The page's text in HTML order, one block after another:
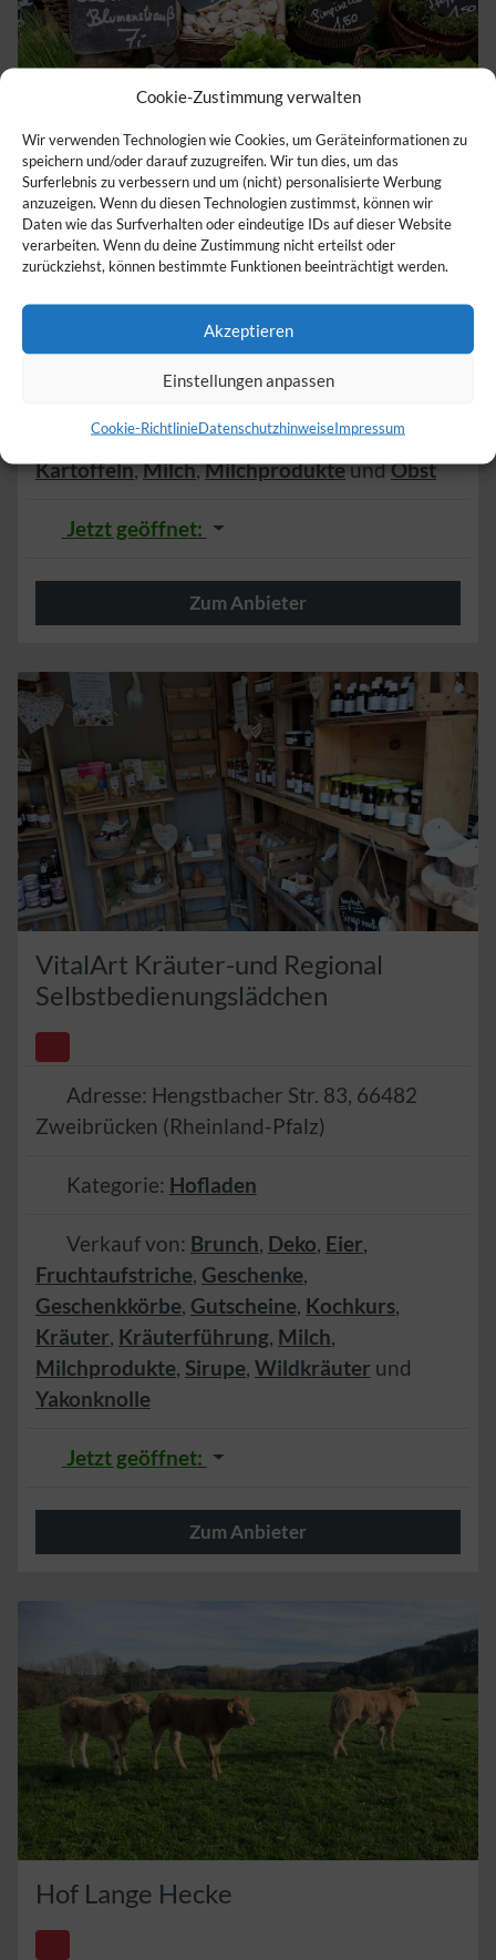
Cookie-Zustimmung verwalten
Wir verwenden Technologien wie Cookies, um Geräteinformationen zu
speichern und/oder darauf zuzugreifen. Wir tun dies, um das
Surferlebnis zu verbessern und um (nicht) personalisierte Werbung
anzuzeigen. Wenn du diesen Technologien zustimmst, können wir
Daten wie das Surfverhalten oder eindeutige IDs auf dieser Website
verarbeiten. Wenn du deine Zustimmung nicht erteilst oder
zurückziehst, können bestimmte Funktionen beeinträchtigt werden.
Akzeptieren
Einstellungen anpassen
Cookie-RichtlinieDatenschutzhinweiseImpressum
Lindenhof
Rheinland-Pfalz
Kategorie:Hofladen
Verkauf von:Eier,Gemüse,Honig,
Kartoffeln,Milch,MilchprodukteundObst
Jetzt geöffnet:
Zum Anbieter
VitalArt Kräuter-und Regional
Selbstbedienungslädchen
Adresse: Hengstbacher Str. 83, 66482
Zweibrücken (Rheinland-Pfalz)
Kategorie: Hofladen
Verkauf von: Brunch, Deko, Eier,
Fruchtaufstriche, Geschenke,
Geschenkkörbe, Gutscheine, Kochkurs,
Kräuter, Kräuterführung, Milch,
Milchprodukte, Sirupe, Wildkräuter und
Yakonknolle
Jetzt geöffnet:
Zum Anbieter
Hof Lange Hecke